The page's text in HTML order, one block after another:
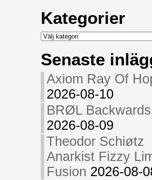
Kategorier
Kategorier
Senaste
Axiom Ray Of
2026-08-10
BRØL Backwards
2026-08-09
Theodor Schiøtz
Anarkist Fizzy
Fusion 2026-08-